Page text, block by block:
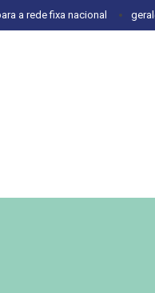
a rede fixa nacional